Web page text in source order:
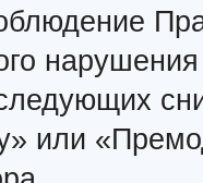
или